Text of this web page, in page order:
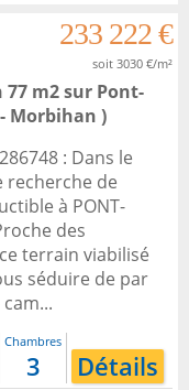
233 222 €
soit 3030 €/m²
77 m2sur Pont-
Morbihan )
: Dans le
recherche de
à PONT-
des
terrain viabilisé
séduire de par
Chambres
3 Détails